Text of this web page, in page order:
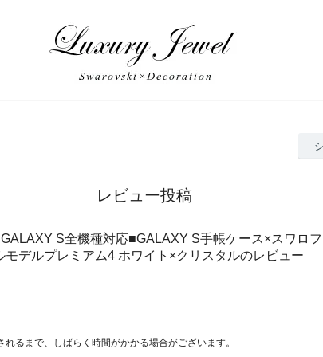
レビュー投稿
S全機種対応■GALAXY S手帳ケース×スワロ
モデルプレミアム4 ホワイト×クリスタルのレビュー
るまで、しばらく時間がかかる場合がございます。